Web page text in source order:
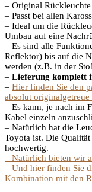
– Original
– Passt bei allen
– Ideal um die
Umbau auf eine
– Es sind alle
Reflektor) bis auf die
werden (z.B. in der
– Lieferung komplett
– Hier finden Sie den
absolut
– Es kann, je nach im
Kabel einzeln
– Natürlich hat die
Toyota ist. Die
hochwertig.
– Natürlich bieten wir
– Und hier finden Sie
Kombination mit den